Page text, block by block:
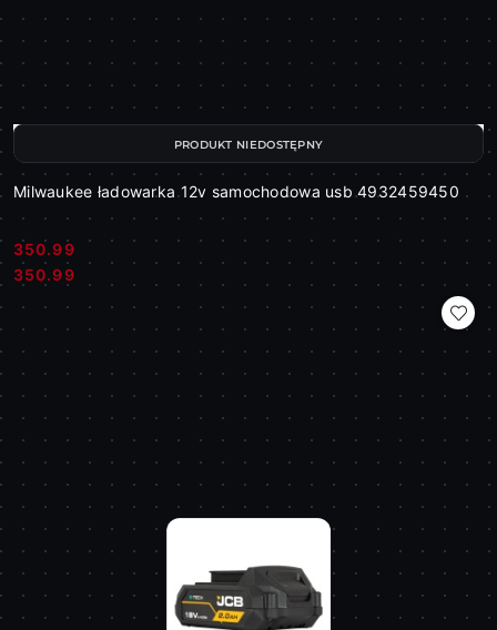
Milwaukee ładowarka 12v samochodowa usb 4932459450
Cena:
350.99
Cena:
350.99
PRODUKT NIEDOSTĘPNY